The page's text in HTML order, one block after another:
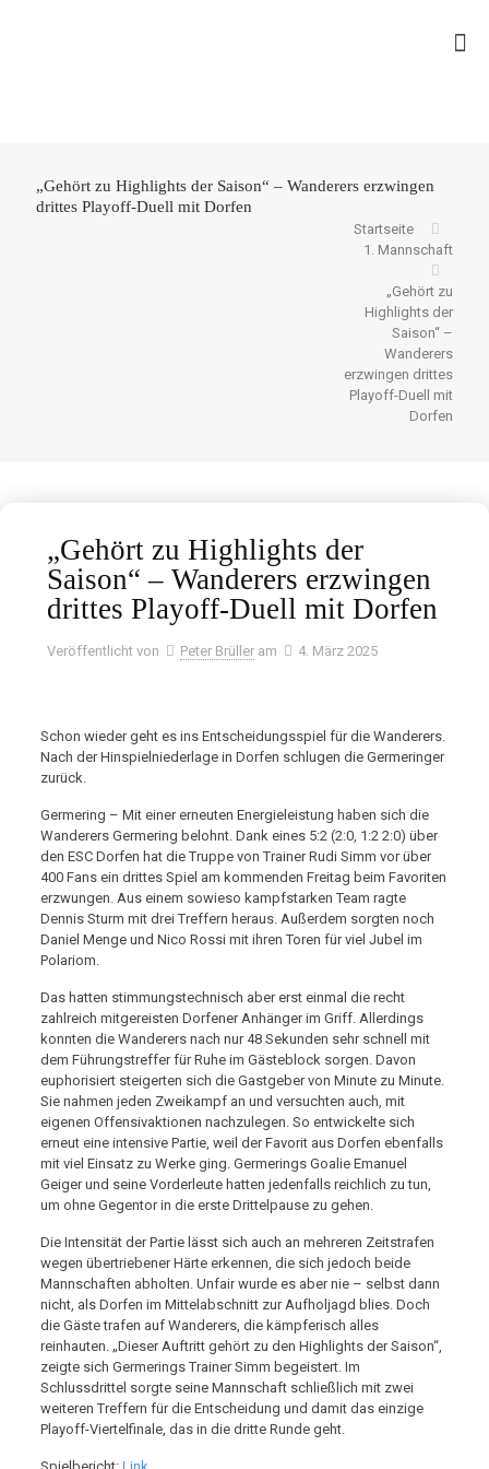
„Gehört zu Highlights der Saison“ – Wanderers erzwingen
drittes Playoff-Duell mit Dorfen
Startseite
1. Mannschaft
„Gehört zu
Highlights der
Saison“ –
Wanderers
erzwingen drittes
Playoff-Duell mit
Dorfen
„Gehört zu Highlights der
Saison“ – Wanderers erzwingen
drittes Playoff-Duell mit Dorfen
Veröffentlicht von Peter Brüller am 4. März 2025
Schon wieder geht es ins Entscheidungsspiel für die Wanderers.
Nach der Hinspielniederlage in Dorfen schlugen die Germeringer
zurück.
Germering – Mit einer erneuten Energieleistung haben sich die
Wanderers Germering belohnt. Dank eines 5:2 (2:0, 1:2 2:0) über
den ESC Dorfen hat die Truppe von Trainer Rudi Simm vor über
400 Fans ein drittes Spiel am kommenden Freitag beim Favoriten
erzwungen. Aus einem sowieso kampfstarken Team ragte
Dennis Sturm mit drei Treffern heraus. Außerdem sorgten noch
Daniel Menge und Nico Rossi mit ihren Toren für viel Jubel im
Polariom.
Das hatten stimmungstechnisch aber erst einmal die recht
zahlreich mitgereisten Dorfener Anhänger im Griff. Allerdings
konnten die Wanderers nach nur 48 Sekunden sehr schnell mit
dem Führungstreffer für Ruhe im Gästeblock sorgen. Davon
euphorisiert steigerten sich die Gastgeber von Minute zu Minute.
Sie nahmen jeden Zweikampf an und versuchten auch, mit
eigenen Offensivaktionen nachzulegen. So entwickelte sich
erneut eine intensive Partie, weil der Favorit aus Dorfen ebenfalls
mit viel Einsatz zu Werke ging. Germerings Goalie Emanuel
Geiger und seine Vorderleute hatten jedenfalls reichlich zu tun,
um ohne Gegentor in die erste Drittelpause zu gehen.
Die Intensität der Partie lässt sich auch an mehreren Zeitstrafen
wegen übertriebener Härte erkennen, die sich jedoch beide
Mannschaften abholten. Unfair wurde es aber nie – selbst dann
nicht, als Dorfen im Mittelabschnitt zur Aufholjagd blies. Doch
die Gäste trafen auf Wanderers, die kämpferisch alles
reinhauten. „Dieser Auftritt gehört zu den Highlights der Saison“,
zeigte sich Germerings Trainer Simm begeistert. Im
Schlussdrittel sorgte seine Mannschaft schließlich mit zwei
weiteren Treffern für die Entscheidung und damit das einzige
Playoff-Viertelfinale, das in die dritte Runde geht.